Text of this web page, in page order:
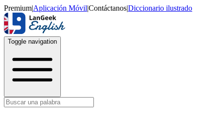
Premium|Aplicación Móvil|Contáctanos|Diccionario ilustrado
Toggle navigation